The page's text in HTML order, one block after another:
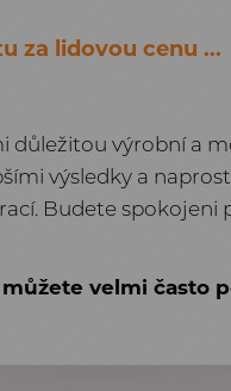
za lidovou cenu ...
důležitou výrobní a
výsledky a
Budete spokojeni
velmi často